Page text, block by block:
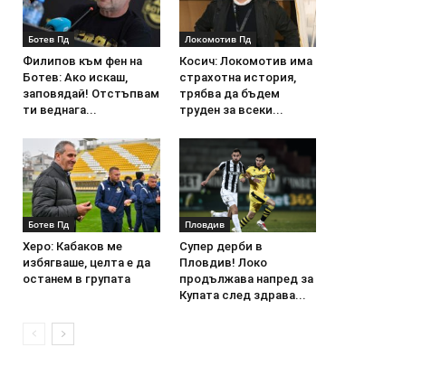
Ботев Пд
Филипов към фен на
Ботев: Ако искаш,
заповядай! Отстъпвам
ти веднага...
Локомотив Пд
Косич: Локомотив има
страхотна история,
трябва да бъдем
труден за всеки...
Ботев Пд
Херо: Кабаков ме
избягваше, целта е да
останем в групата
Пловдив
Супер дерби в
Пловдив! Локо
продължава напред за
Купата след здрава...